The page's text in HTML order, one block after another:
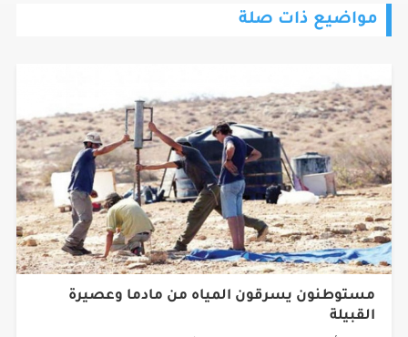
مواضيع ذات صلة
مستوطنون يسرقون المياه من مادما وعصيرة
القبيلة